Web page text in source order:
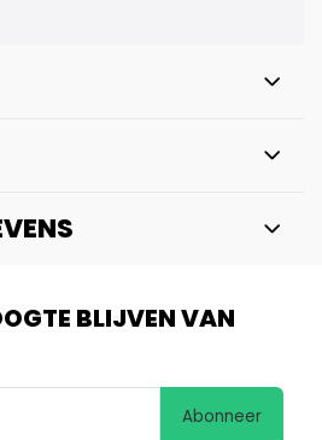
BLIJVEN VAN
Abonneer